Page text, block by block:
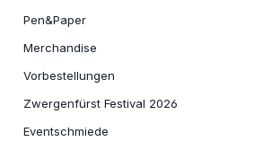
Pen&Paper
Merchandise
Vorbestellungen
Zwergenfürst Festival 2026
Eventschmiede